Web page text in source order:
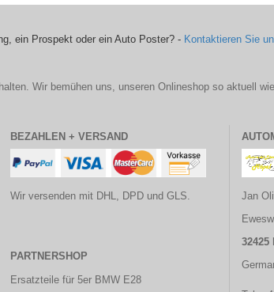
ein Prospekt oder ein Auto Poster? - Kontaktieren Sie
Wir bemühen uns, unseren Onlineshop so aktuell
BEZAHLEN + VERSAND
Wir versenden mit DHL, DPD und GLS.
PARTNERSHOP
Ersatzteile für 5er BMW E28
Jan
32425